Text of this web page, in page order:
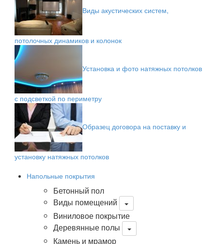
Виды акустических систем,
потолочных динамиков и колонок
Установка и фото натяжных потолков
с подсветкой по периметру
Образец договора на поставку и
установку натяжных потолков
Напольные покрытия
Бетонный пол
Виды помещений
Виниловое покрытие
Деревянные полы
Камень и мрамор